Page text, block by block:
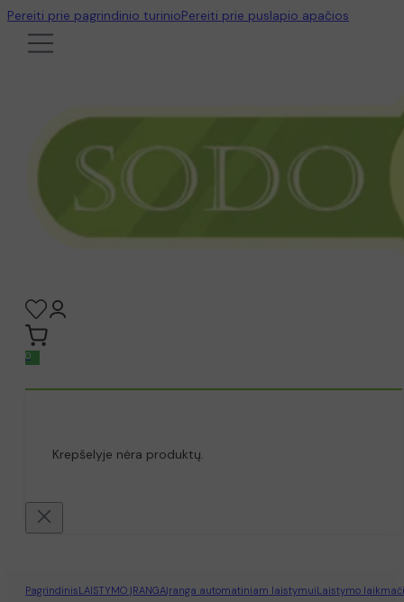
Pereiti prie pagrindinio turinioPereiti prie puslapio apačios
0
Krepšelyje nėra produktų.
PagrindinisLAISTYMO ĮRANGAĮranga automatiniam laistymuiLaistymo